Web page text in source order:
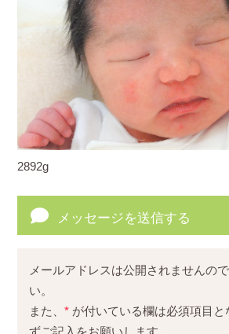
2892g
メッセージを送信する
メールアドレスは公開されませんの
い。
また、* が付いている欄は必須項目
ずご記入をお願いします。